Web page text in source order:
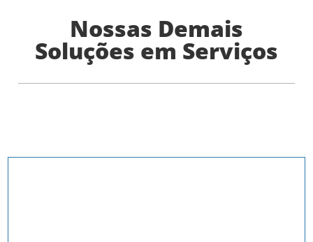
Nossas Demais
Soluções em Serviços